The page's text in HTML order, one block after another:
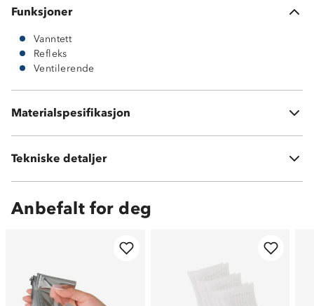
Funksjoner
Vanntett
Refleks
Ventilerende
Materialspesifikasjon
100 % polyester
Tekniske detaljer
Volum: 20 L
Anbefalt for deg